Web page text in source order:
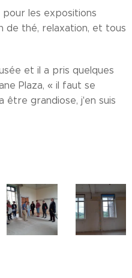
pour les expositions
de thé, relaxation, et tous
et il a pris quelques
Plaza, « il faut se
être grandiose, j'en suis